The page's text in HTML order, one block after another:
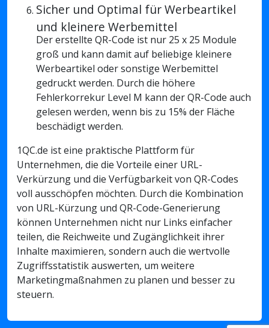
Sicher und Optimal für Werbeartikel
und kleinere Werbemittel
Der erstellte QR-Code ist nur 25 x 25 Module
groß und kann damit auf beliebige kleinere
Werbeartikel oder sonstige Werbemittel
gedruckt werden. Durch die höhere
Fehlerkorrekur Level M kann der QR-Code auch
gelesen werden, wenn bis zu 15% der Fläche
beschädigt werden.
1QC.de ist eine praktische Plattform für
Unternehmen, die die Vorteile einer URL-
Verkürzung und die Verfügbarkeit von QR-Codes
voll ausschöpfen möchten. Durch die Kombination
von URL-Kürzung und QR-Code-Generierung
können Unternehmen nicht nur Links einfacher
teilen, die Reichweite und Zugänglichkeit ihrer
Inhalte maximieren, sondern auch die wertvolle
Zugriffsstatistik auswerten, um weitere
Marketingmaßnahmen zu planen und besser zu
steuern.